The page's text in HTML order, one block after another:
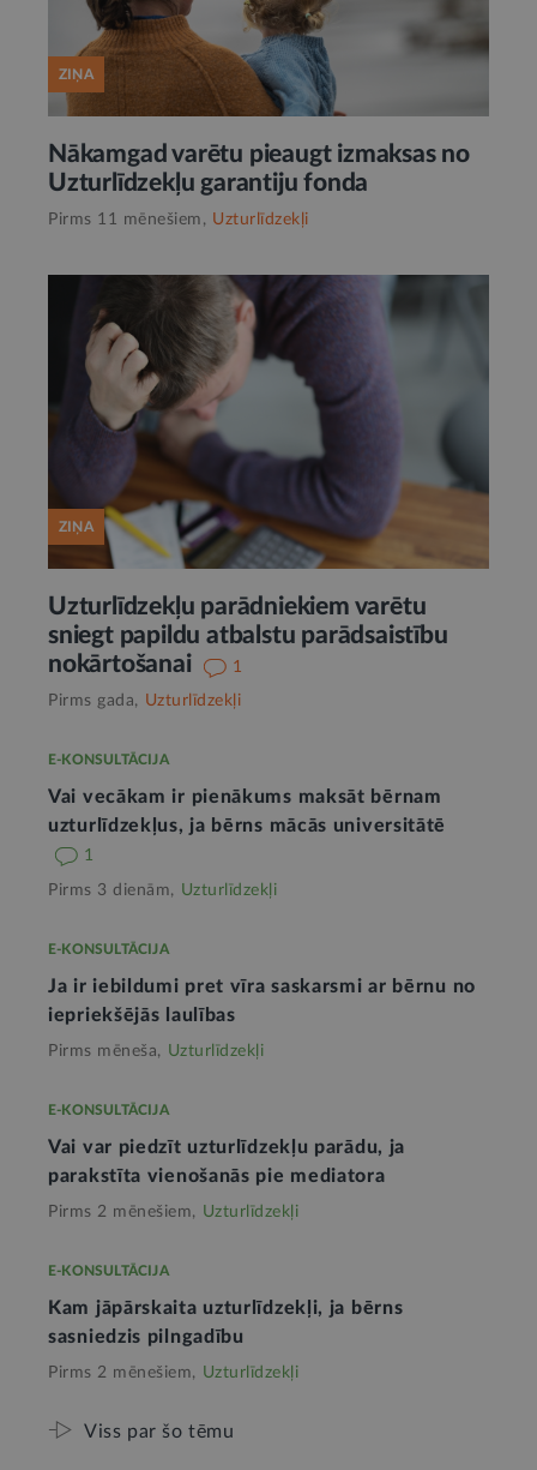
ZIŅA
Nākamgad varētu pieaugt izmaksas no
Uzturlīdzekļu garantiju fonda
Pirms 11 mēnešiem, Uzturlīdzekļi
ZIŅA
Uzturlīdzekļu parādniekiem varētu
sniegt papildu atbalstu parādsaistību
nokārtošanai
1
Pirms gada, Uzturlīdzekļi
E-KONSULTĀCIJA
Vai vecākam ir pienākums maksāt bērnam
uzturlīdzekļus, ja bērns mācās universitātē
1
Pirms 3 dienām, Uzturlīdzekļi
E-KONSULTĀCIJA
Ja ir iebildumi pret vīra saskarsmi ar bērnu no
iepriekšējās laulības
Pirms mēneša, Uzturlīdzekļi
E-KONSULTĀCIJA
Vai var piedzīt uzturlīdzekļu parādu, ja
parakstīta vienošanās pie mediatora
Pirms 2 mēnešiem, Uzturlīdzekļi
E-KONSULTĀCIJA
Kam jāpārskaita uzturlīdzekļi, ja bērns
sasniedzis pilngadību
Pirms 2 mēnešiem, Uzturlīdzekļi
Viss par šo tēmu